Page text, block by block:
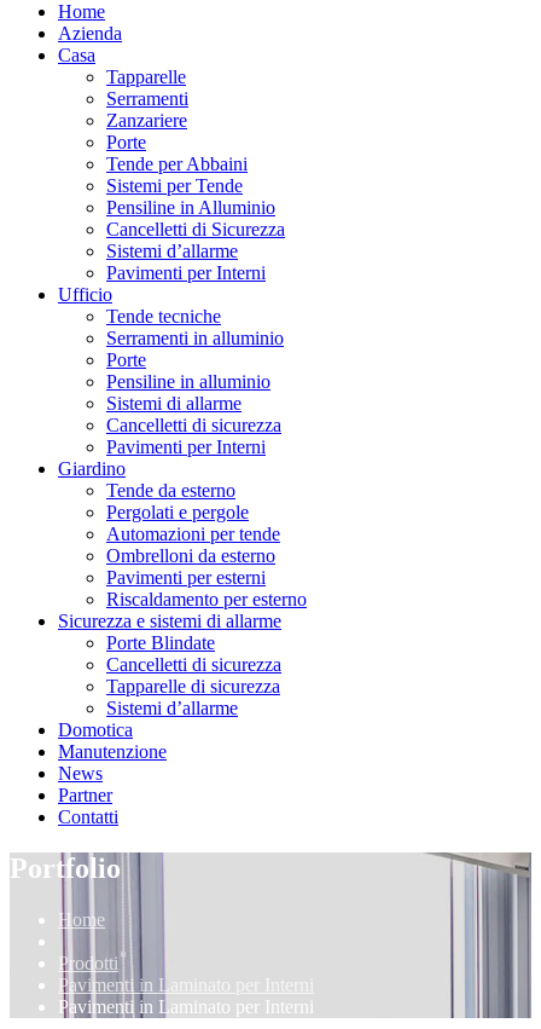
Home
Azienda
Casa
Tapparelle
Serramenti
Zanzariere
Porte
Tende per Abbaini
Sistemi per Tende
Pensiline in Alluminio
Cancelletti di Sicurezza
Sistemi d’allarme
Pavimenti per Interni
Ufficio
Tende tecniche
Serramenti in alluminio
Porte
Pensiline in alluminio
Sistemi di allarme
Cancelletti di sicurezza
Pavimenti per Interni
Giardino
Tende da esterno
Pergolati e pergole
Automazioni per tende
Ombrelloni da esterno
Pavimenti per esterni
Riscaldamento per esterno
Sicurezza e sistemi di allarme
Porte Blindate
Cancelletti di sicurezza
Tapparelle di sicurezza
Sistemi d’allarme
Domotica
Manutenzione
News
Partner
Contatti
Portfolio
Home
Prodotti
Pavimenti in Laminato per Interni
Pavimenti in Laminato per Interni